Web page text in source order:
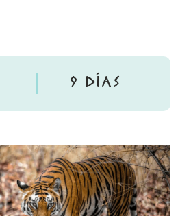
9 DÍAS